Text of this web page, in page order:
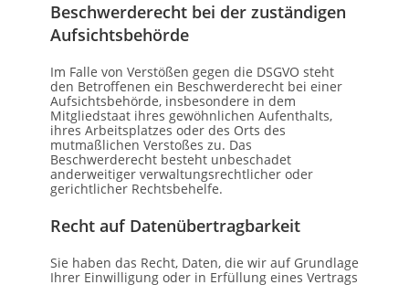
Beschwerde­recht bei der zuständigen
Aufsichts­behörde
Im Falle von Verstößen gegen die DSGVO steht
den Betroffenen ein Beschwerderecht bei einer
Aufsichtsbehörde, insbesondere in dem
Mitgliedstaat ihres gewöhnlichen Aufenthalts,
ihres Arbeitsplatzes oder des Orts des
mutmaßlichen Verstoßes zu. Das
Beschwerderecht besteht unbeschadet
anderweitiger verwaltungsrechtlicher oder
gerichtlicher Rechtsbehelfe.
Recht auf Daten­übertrag­barkeit
Sie haben das Recht, Daten, die wir auf Grundlage
Ihrer Einwilligung oder in Erfüllung eines Vertrags